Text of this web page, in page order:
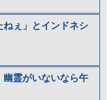
ねぇ」とインドネシ
幽霊がいないなら午